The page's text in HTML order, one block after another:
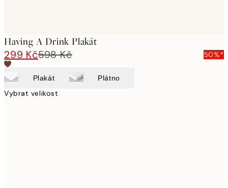
Having A Drink Plakát
299 Kč598 Kč 50%*
Plakát Plátno
Vybrat velikost